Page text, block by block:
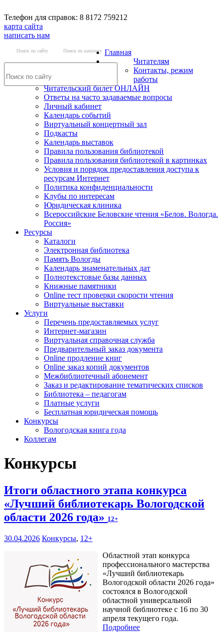
Телефон для справок: 8 8172 759212
карта сайта
написать нам
Поиск по сайту Поиск по каталогу Главная
Читателям
Контакты, режим
работы
Читательский билет ОНЛАЙН
Ответы на часто задаваемые вопросы
Личный кабинет
Календарь событий
Виртуальный концертный зал
Подкасты
Календарь выставок
Правила пользования библиотекой
Правила пользования библиотекой в картинках
Условия и порядок предоставления доступа к
ресурсам Интернет
Политика конфиденциальности
Клубы по интересам
Юридическая клиника
Всероссийские Беловские чтения «Белов. Вологда.
Россия»
Ресурсы
Каталоги
Электронная библиотека
Память Вологды
Календарь знаменательных дат
Полнотекстовые базы данных
Книжные памятники
Online тест проверки скорости чтения
Виртуальные выставки
Услуги
Перечень предоставляемых услуг
Интернет-магазин
Виртуальная справочная служба
Предварительный заказ документа
Online продление книг
Online заказ копий документов
Межбиблиотечный абонемент
Заказ и редактирование тематических списков
Библиотека – педагогам
Платные услуги
Бесплатная юридическая помощь
Конкурсы
Вологодская книга года
Коллегам
Конкурсы
Итоги областного этапа конкурса
«Лучший библиотекарь Вологодской
области 2026 года» 12+
30.04.2026 Конкурсы, 12+
Областной этап конкурса
профессионального мастерства
«Лучший библиотекарь
Вологодской области 2026 года»
состоялся в Вологодской
областной универсальной
научной библиотеке с 16 по 30
апреля текущего года.
Подробнее